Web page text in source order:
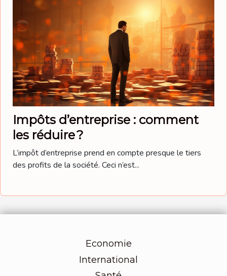
Impôts d’entreprise : comment
les réduire ?
L’impôt d’entreprise prend en compte presque le tiers
des profits de la société. Ceci n’est...
Economie
International